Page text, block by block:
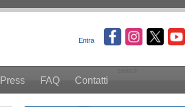
Entra
Press FAQ Contatti